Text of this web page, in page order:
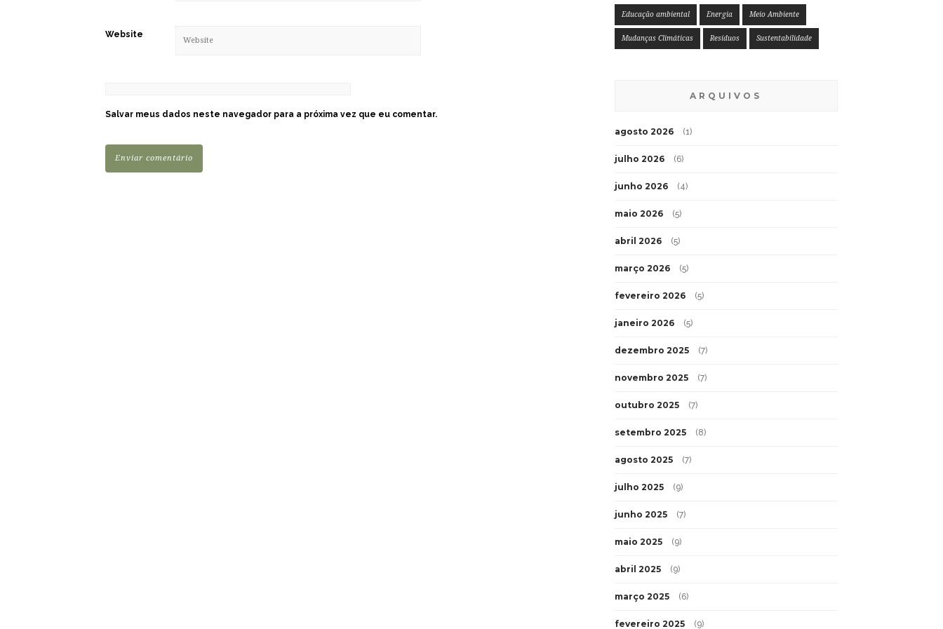
Website
Salvar meus dados neste navegador para a próxima vez que eu comentar.
Educação ambiental Energia Meio Ambiente
Mudanças Climáticas Resíduos Sustentabilidade
ARQUIVOS
agosto 2026 (1)
julho 2026 (6)
junho 2026 (4)
maio 2026 (5)
abril 2026 (5)
março 2026 (5)
fevereiro 2026 (5)
janeiro 2026 (5)
dezembro 2025 (7)
novembro 2025 (7)
outubro 2025 (7)
setembro 2025 (8)
agosto 2025 (7)
julho 2025 (9)
junho 2025 (7)
maio 2025 (9)
abril 2025 (9)
março 2025 (6)
fevereiro 2025 (9)